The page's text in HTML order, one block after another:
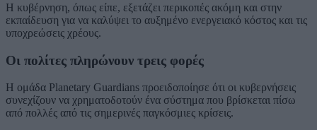
Η κυβέρνηση, όπως είπε, εξετάζει περικοπές ακόμη και στην
εκπαίδευση για να καλύψει το αυξημένο ενεργειακό κόστος και τις
υποχρεώσεις χρέους.
Οι πολίτες πληρώνουν τρεις φορές
Η ομάδα Planetary Guardians προειδοποίησε ότι οι κυβερνήσεις
συνεχίζουν να χρηματοδοτούν ένα σύστημα που βρίσκεται πίσω
από πολλές από τις σημερινές παγκόσμιες κρίσεις.